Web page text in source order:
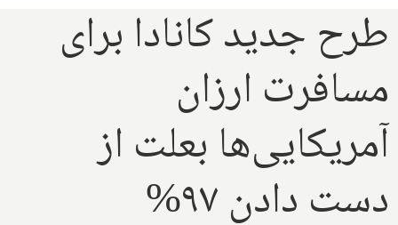
طرح جدید کانادا برای
مسافرت ارزان
آمریکایی‌ها بعلت از
دست دادن ۹۷%